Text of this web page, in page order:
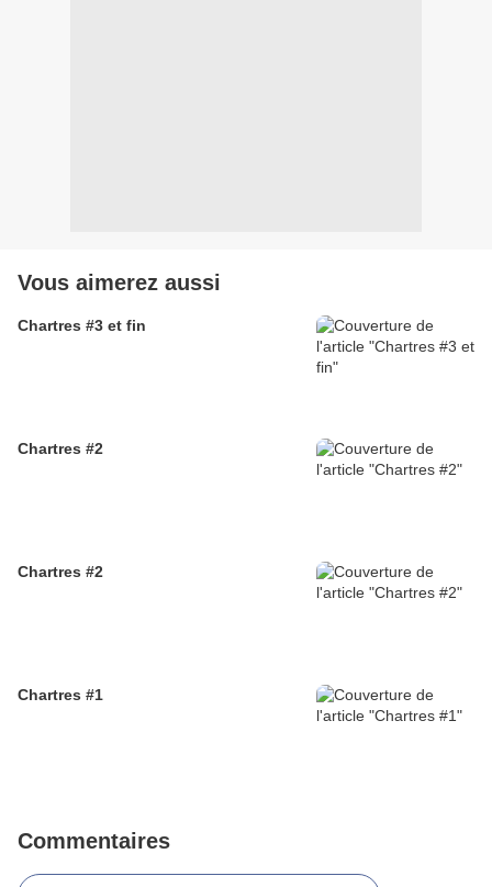
Vous aimerez aussi
Chartres #3 et fin
Chartres #2
Chartres #2
Chartres #1
Commentaires